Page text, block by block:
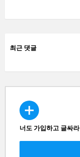
최근 댓글
CREATE
너도 가입하고 글싸라